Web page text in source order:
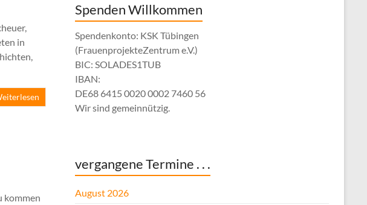
in
kommen
Spenden Willkommen
Spendenkonto: KSK Tübingen
(FrauenprojekteZentrum e.V.)
BIC: SOLADES1TUB
IBAN:
DE68 6415 0020 0002 7460 56
Wir sind gemeinnützig.
vergangene Termine . . .
August 2026